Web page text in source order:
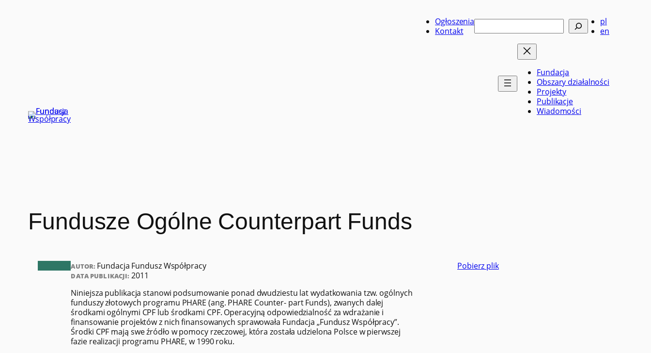
Ogłoszenia
Kontakt
Szukaj
pl
en
Fundacja
Obszary działalności
Projekty
Publikacje
Wiadomości
Fundusze Ogólne Counterpart Funds
AUTOR: Fundacja Fundusz Współpracy
DATA PUBLIKACJI: 2011
Niniejsza publikacja stanowi podsumowanie ponad dwudziestu lat wydatkowania tzw. ogólnych
funduszy złotowych programu PHARE (ang. PHARE Counter- part Funds), zwanych dalej
środkami ogólnymi CPF lub środkami CPF. Operacyjną odpowiedzialność za wdrażanie i
finansowanie projektów z nich finansowanych sprawowała Fundacja „Fundusz Współpracy”.
Środki CPF mają swe źródło w pomocy rzeczowej, która została udzielona Polsce w pierwszej
fazie realizacji programu PHARE, w 1990 roku.
Pobierz plik